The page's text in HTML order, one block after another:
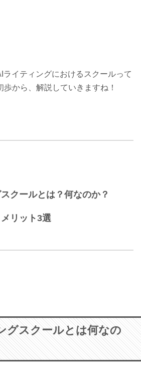
ライティングにおけるスクールって
から、解説していきますね！
クールとは？何なのか？
リット3選
グスクールとは何なの